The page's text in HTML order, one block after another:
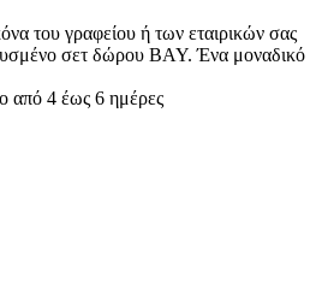
του γραφείου ή των εταιρικών σας
σετ δώρου BAY. Ένα μοναδικό
από 4 έως 6 ημέρες